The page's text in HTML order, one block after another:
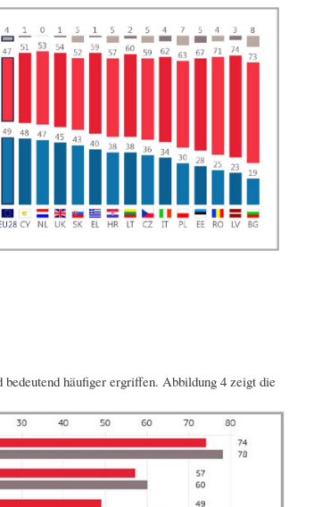
häufiger ergriffen. Abbildung 4 zeigt die